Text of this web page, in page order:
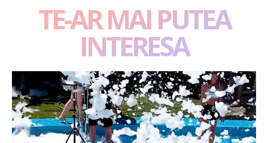
TE-AR MAI PUTEA
INTERESA